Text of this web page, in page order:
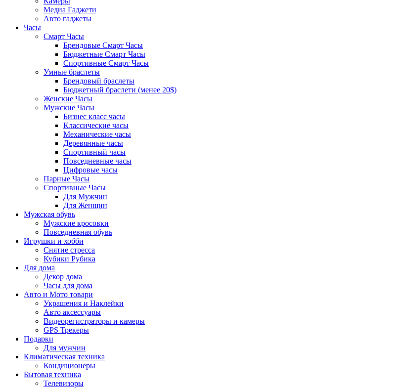
Медиа Гаджети
Авто гаджеты
Часы
Смарт Часы
Брендовые Смарт Часы
Бюджетные Смарт Часы
Спортивные Смарт Часы
Умные браслеты
Брендовый браслеты
Бюджетный браслети (менее 20$)
Женские Часы
Мужские Часы
Бизнес класс часы
Классические часы
Механические часы
Деревянные часы
Спортивный часы
Повседневные часы
Цифровые часы
Парные Часы
Спортивные Часы
Для Мужчин
Для Женщин
Мужская обувь
Мужские кросовки
Повседневная обувь
Игрушки и хобби
Снятие стресса
Кубики Рубика
Для дома
Декор дома
Часы для дома
Авто и Мото товари
Украшения и Наклейки
Авто аксессуары
Видеорегистраторы и камеры
GPS Трекеры
Подарки
Для мужчин
Климатическая техника
Кондиционеры
Бытовая техника
Телевизоры